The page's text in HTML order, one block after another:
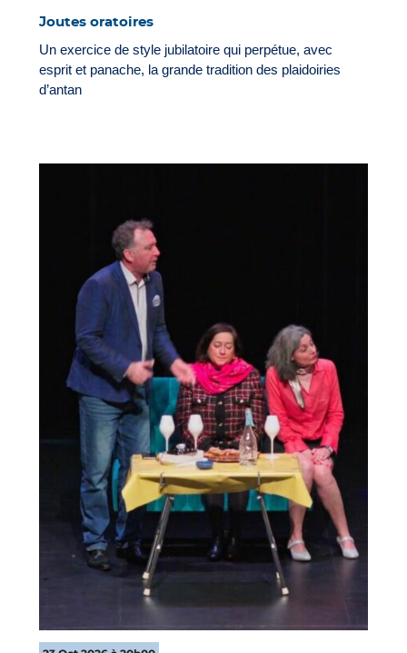
Joutes oratoires
Un exercice de style jubilatoire qui perpétue, avec
esprit et panache, la grande tradition des plaidoiries
d’antan